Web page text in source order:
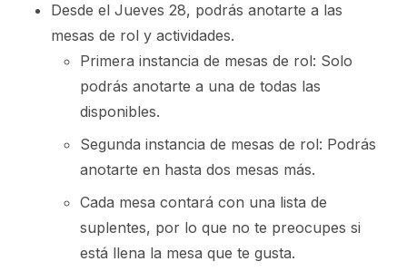
Desde el Jueves 28, podrás anotarte a las
mesas de rol y actividades.
Primera instancia de mesas de rol: Solo
podrás anotarte a una de todas las
disponibles.
Segunda instancia de mesas de rol: Podrás
anotarte en hasta dos mesas más.
Cada mesa contará con una lista de
suplentes, por lo que no te preocupes si
está llena la mesa que te gusta.